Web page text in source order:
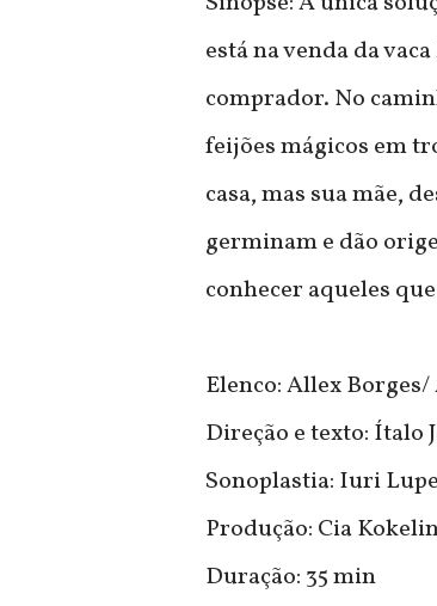
está na venda da
comprador. No
feijões mágicos em
casa, mas sua mãe,
germinam e dão
conhecer aqueles
Elenco: Allex
Direção e texto: Ítalo
Sonoplastia: Iuri
Produção: Cia
Duração: 35 min